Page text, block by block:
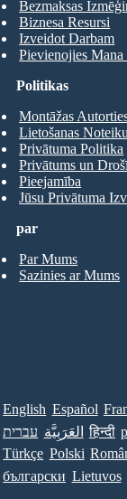
Bezmaksas
Biznesa Resursi
Izveidot Darbam
Pievienojies
par
Par Mums
Sazinies ar Mums
Politikas
Montāžas
Lietošanas
Privātuma Politika
Privātums un
Pieejamība
Jūsu Privātuma
English Español
עברית العَرَبِيَّة हिन्दी
Türkçe Polski
български Lietuvos